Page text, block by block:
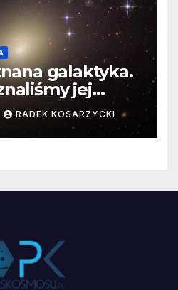
galaktyka.
jej
RADEK KOSARZYCKI